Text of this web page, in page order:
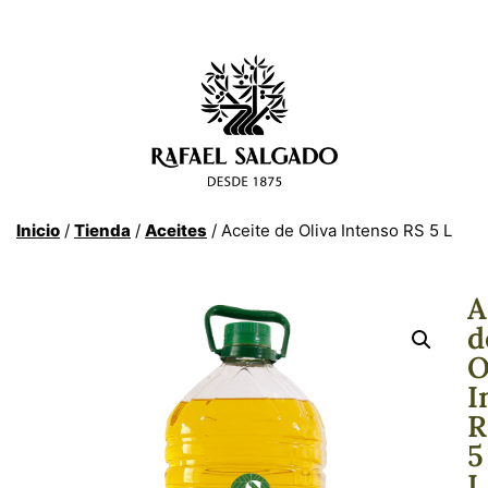
Inicio / Tienda / Aceites / Aceite de Oliva Intenso RS 5 L
5